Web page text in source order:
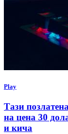
Play
Тази
на цена 30
и кича